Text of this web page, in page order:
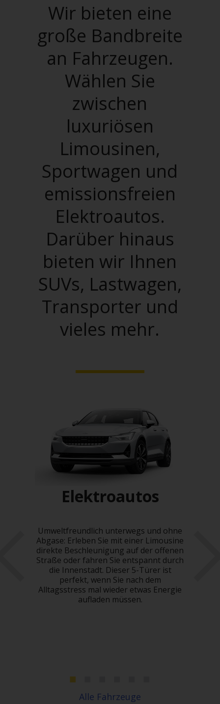
Wir bieten eine
große Bandbreite
an Fahrzeugen.
Wählen Sie
zwischen
luxuriösen
Limousinen,
Sportwagen und
emissionsfreien
Elektroautos.
Darüber hinaus
bieten wir Ihnen
SUVs, Lastwagen,
Transporter und
vieles mehr.
Elektroautos
Umweltfreundlich unterwegs und ohne
Abgase: Erleben Sie mit einer Limousine
direkte Beschleunigung auf der offenen
Straße oder fahren Sie entspannt durch
die Innenstadt. Dieser 5-Türer ist
perfekt, wenn Sie nach dem
Alltagsstress mal wieder etwas Energie
aufladen müssen.
Alle Fahrzeuge